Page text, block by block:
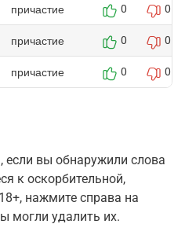
причастие 0 0
причастие 0 0
причастие 0 0
вы обнаружили слова
к оскорбительной,
нажмите справа на
могли удалить их.